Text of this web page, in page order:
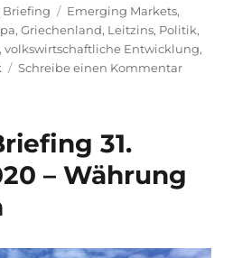
Briefing Schlagwörter
Emerging Markets,
,Griechenland, Leitzins, Politik,
,volkswirtschaftliche Entwicklung,
Schreibe einen Kommentarzu
–
31.
– Währung